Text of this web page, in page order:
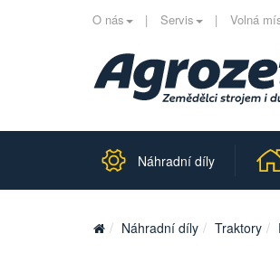
O nás Servis Volná
Náhradní díly
Náhradní díly Traktory